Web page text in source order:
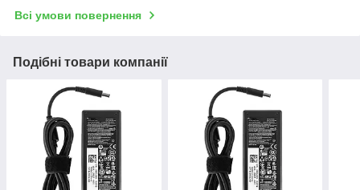
Всі умови повернення
Подібні товари компанії